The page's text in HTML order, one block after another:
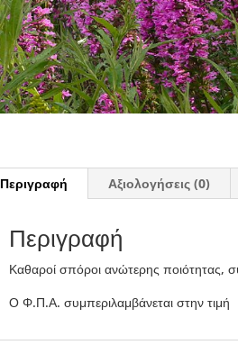
Περιγραφή Αξιολογήσεις (0)
Περιγραφή
Καθαροί σπόροι ανώτερης ποιότητας,
Ο Φ.Π.Α. συμπεριλαμβάνεται στην τιμή